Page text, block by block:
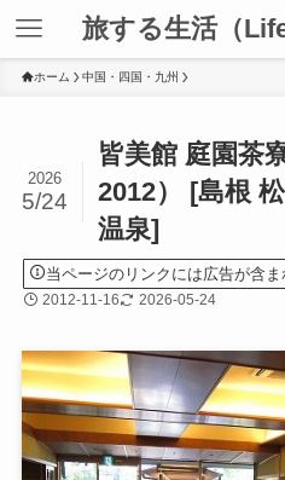
旅する生活（
ホーム 中国・四国・九州
皆美館 庭園茶
2012） [島根
温泉]
2026
5/24
当ページのリンクには広告が含
2012-11-16 2026-05-24